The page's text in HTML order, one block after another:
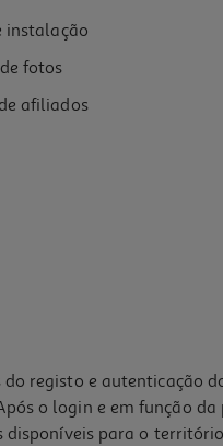
instalação
fotos
afiliados
registo e autenticação
o login e em função
disponíveis para o